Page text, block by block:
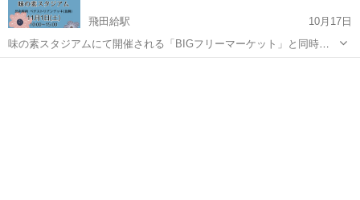
飛田給駅
10月17日
味の素スタジアムにて開催される「BIGフリーマーケット」と同時開
催 ☆彡グラッドマルシェ for ハンドメイド☆彡 ハンドメイド作家が制